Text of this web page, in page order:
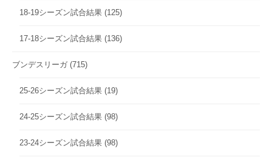
18-19シーズン試合結果 (125)
17-18シーズン試合結果 (136)
ブンデスリーガ (715)
25-26シーズン試合結果 (19)
24-25シーズン試合結果 (98)
23-24シーズン試合結果 (98)